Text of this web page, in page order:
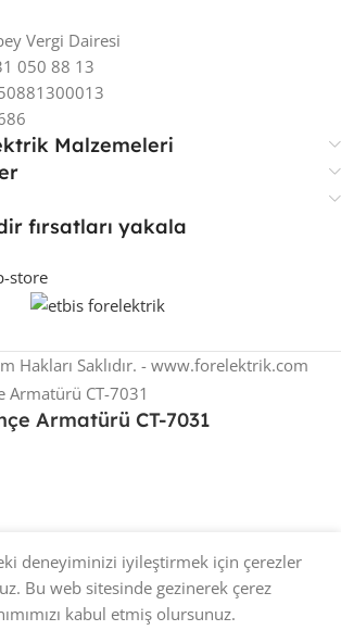
Vergi Dairesi
050 88 13
Malzemeleri
fırsatları yakala
Hakları Saklıdır. - www.forelektrik.com
deneyiminizi iyileştirmek için çerezler
Bu web sitesinde gezinerek çerez
kabul etmiş olursunuz.
Armatürü CT-7031